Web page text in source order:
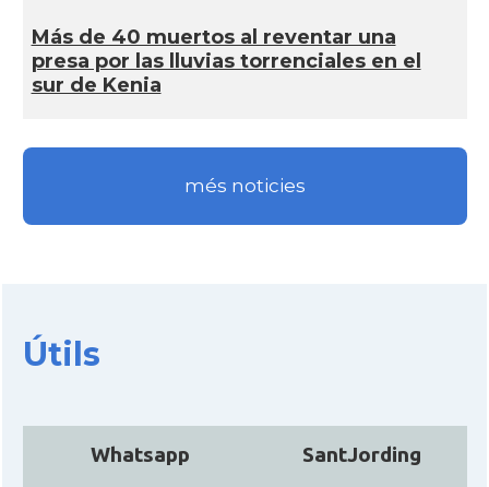
Más de 40 muertos al reventar una
presa por las lluvias torrenciales en el
sur de Kenia
més noticies
Útils
Whatsapp SantJording